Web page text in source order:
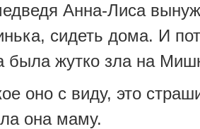
Анна-Лиса
сидеть дома. И
была жутко зла на
оно с виду, это
она маму.